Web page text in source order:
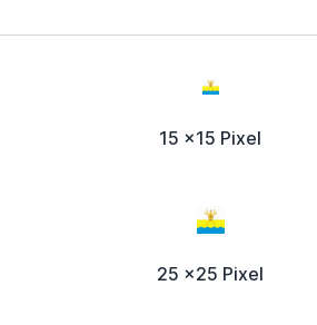
15 x15 Pixel
25 x25 Pixel